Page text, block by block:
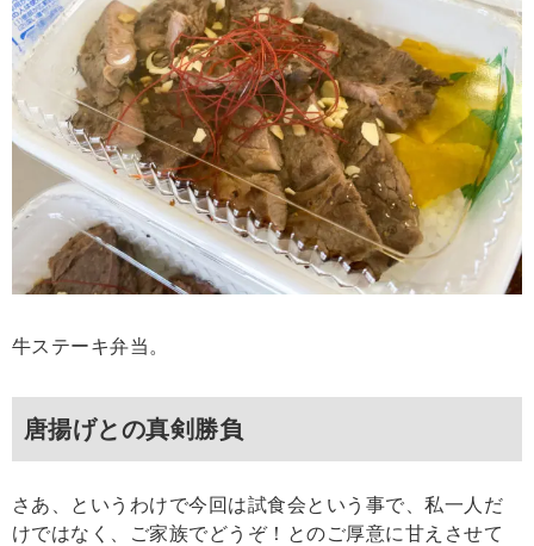
牛ステーキ弁当。
唐揚げとの真剣勝負
さあ、というわけで今回は試食会という事で、私一人だ
けではなく、ご家族でどうぞ！とのご厚意に甘えさせて